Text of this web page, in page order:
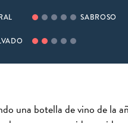
SABROSO
una botella de vino de la